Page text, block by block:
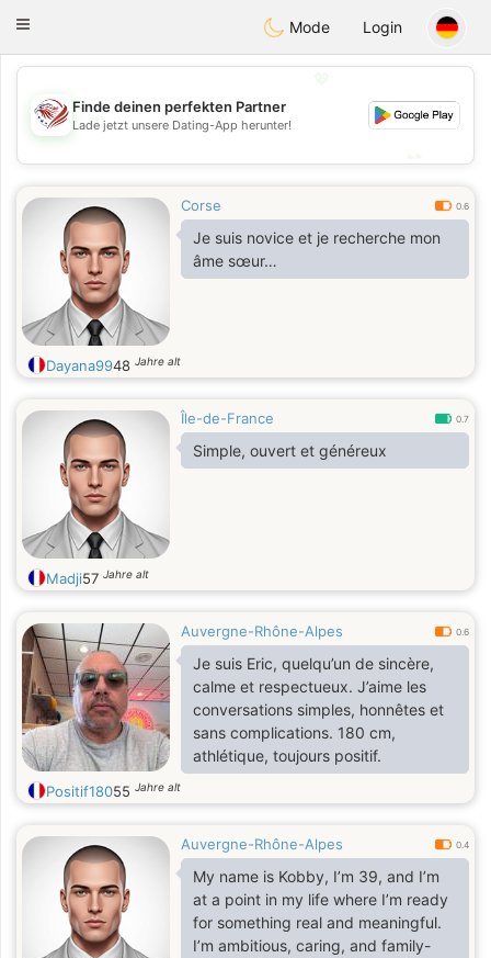
Dating
Toggle
Mode Login
💖
💕
Finde deinen perfekten Partner
Lade jetzt unsere Dating-App herunter!
Corse 0.6
Je suis novice et je recherche mon
âme sœur…
Dayana9948 Jahre alt
Île-de-France 0.7
Simple, ouvert et généreux
Madji57 Jahre alt
Auvergne-Rhône-Alpes 0.6
Je suis Eric, quelqu’un de sincère,
calme et respectueux. J’aime les
conversations simples, honnêtes et
sans complications. 180 cm,
athlétique, toujours positif.
Positif18055 Jahre alt
Auvergne-Rhône-Alpes 0.4
My name is Kobby, I’m 39, and I’m
at a point in my life where I’m ready
for something real and meaningful.
I’m ambitious, caring, and family-